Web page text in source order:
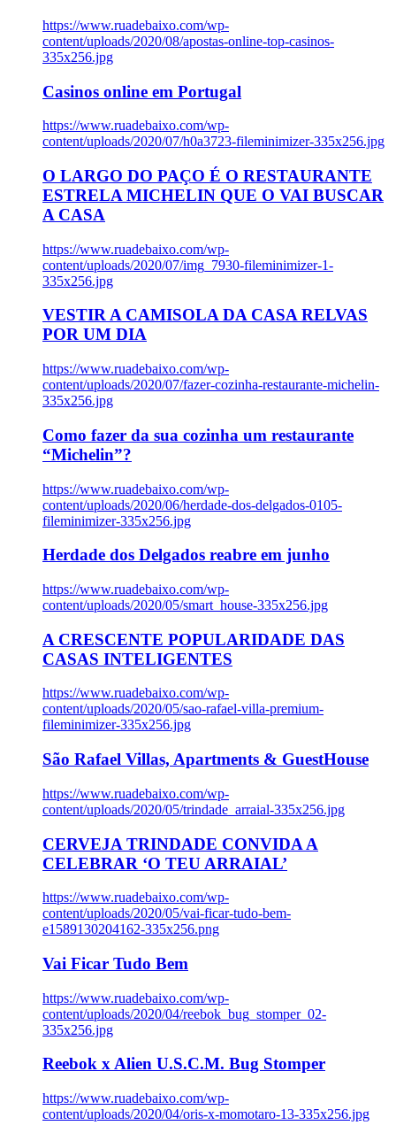
https://www.ruadebaixo.com/wp-
content/uploads/2020/08/apostas-online-top-casinos-
335x256.jpg
Casinos online em Portugal
https://www.ruadebaixo.com/wp-
content/uploads/2020/07/h0a3723-fileminimizer-335x256.jpg
O LARGO DO PAÇO É O RESTAURANTE
ESTRELA MICHELIN QUE O VAI BUSCAR
A CASA
https://www.ruadebaixo.com/wp-
content/uploads/2020/07/img_7930-fileminimizer-1-
335x256.jpg
VESTIR A CAMISOLA DA CASA RELVAS
POR UM DIA
https://www.ruadebaixo.com/wp-
content/uploads/2020/07/fazer-cozinha-restaurante-michelin-
335x256.jpg
Como fazer da sua cozinha um restaurante
“Michelin”?
https://www.ruadebaixo.com/wp-
content/uploads/2020/06/herdade-dos-delgados-0105-
fileminimizer-335x256.jpg
Herdade dos Delgados reabre em junho
https://www.ruadebaixo.com/wp-
content/uploads/2020/05/smart_house-335x256.jpg
A CRESCENTE POPULARIDADE DAS
CASAS INTELIGENTES
https://www.ruadebaixo.com/wp-
content/uploads/2020/05/sao-rafael-villa-premium-
fileminimizer-335x256.jpg
São Rafael Villas, Apartments & GuestHouse
https://www.ruadebaixo.com/wp-
content/uploads/2020/05/trindade_arraial-335x256.jpg
CERVEJA TRINDADE CONVIDA A
CELEBRAR ‘O TEU ARRAIAL’
https://www.ruadebaixo.com/wp-
content/uploads/2020/05/vai-ficar-tudo-bem-
e1589130204162-335x256.png
Vai Ficar Tudo Bem
https://www.ruadebaixo.com/wp-
content/uploads/2020/04/reebok_bug_stomper_02-
335x256.jpg
Reebok x Alien U.S.C.M. Bug Stomper
https://www.ruadebaixo.com/wp-
content/uploads/2020/04/oris-x-momotaro-13-335x256.jpg